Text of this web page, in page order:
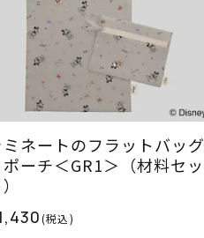
ミネートのフラットバッグ
ポーチ＜GR1＞（材料セッ
(税込)